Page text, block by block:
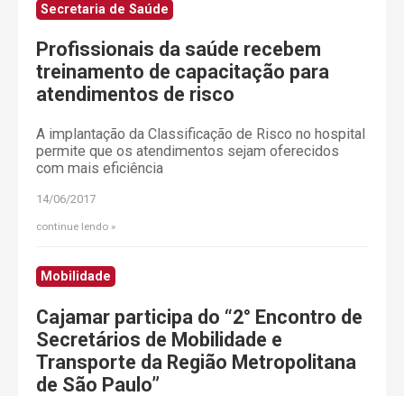
Secretaria de Saúde
Profissionais da saúde recebem
treinamento de capacitação para
atendimentos de risco
A implantação da Classificação de Risco no hospital
permite que os atendimentos sejam oferecidos
com mais eficiência
14/06/2017
continue lendo
Mobilidade
Cajamar participa do “2° Encontro de
Secretários de Mobilidade e
Transporte da Região Metropolitana
de São Paulo”